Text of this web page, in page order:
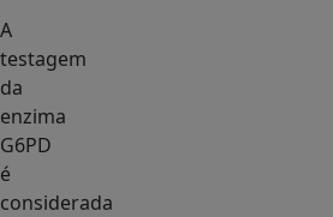
A
testagem
da
enzima
G6PD
é
considerada